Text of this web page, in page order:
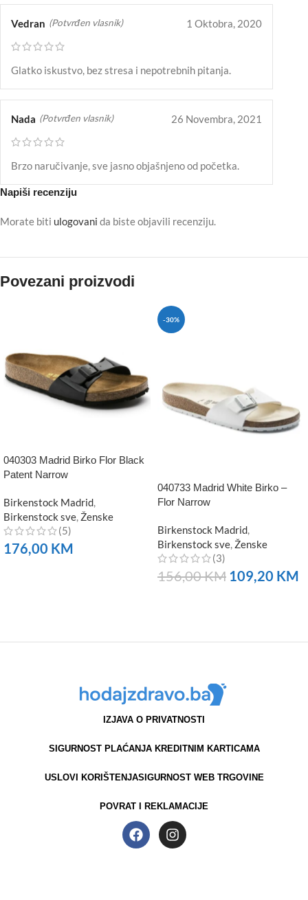
Vedran (Potvrđen vlasnik) 1 Oktobra, 2020
Glatko iskustvo, bez stresa i nepotrebnih pitanja.
Nada (Potvrđen vlasnik) 26 Novembra, 2021
Brzo naručivanje, sve jasno objašnjeno od početka.
Napiši recenziju
Morate biti ulogovani da biste objavili recenziju.
Povezani proizvodi
040303 Madrid Birko Flor Black
Patent Narrow
Birkenstock Madrid
Birkenstock sve Ženske
(5)
176,00 KM
-30%
040733 Madrid White Birko –
Flor Narrow
Birkenstock Madrid
Birkenstock sve Ženske
(3)
156,00KM 109,20 KM
IZJAVA O PRIVATNOSTI
SIGURNOST PLAĆANJA KREDITNIM KARTICAMA
USLOVI KORIŠTENJASIGURNOST WEB TRGOVINE
POVRAT I REKLAMACIJE